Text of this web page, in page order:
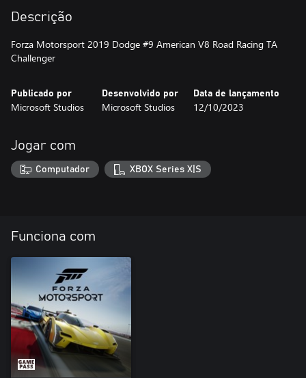
Descrição
Forza Motorsport 2019 Dodge #9 American V8 Road Racing TA
Challenger
Publicado por
Microsoft Studios
Desenvolvido por
Microsoft Studios
Data de lançamento
12/10/2023
Jogar com
Computador XBOX Series X|S
Funciona com